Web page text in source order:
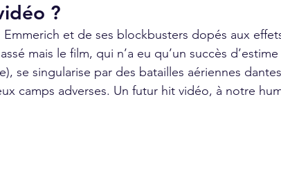
?
Emmerich et de ses blockbusters dopés aux
mais le film, qui n’a eu qu’un succès
se singularise par des batailles aériennes
camps adverses. Un futur hit vidéo, à notre